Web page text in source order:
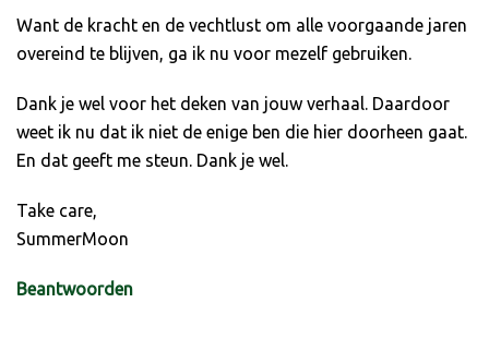
Want de kracht en de vechtlust om alle voorgaande jaren
overeind te blijven, ga ik nu voor mezelf gebruiken.
Dank je wel voor het deken van jouw verhaal. Daardoor
weet ik nu dat ik niet de enige ben die hier doorheen gaat.
En dat geeft me steun. Dank je wel.
Take care,
SummerMoon
Beantwoorden